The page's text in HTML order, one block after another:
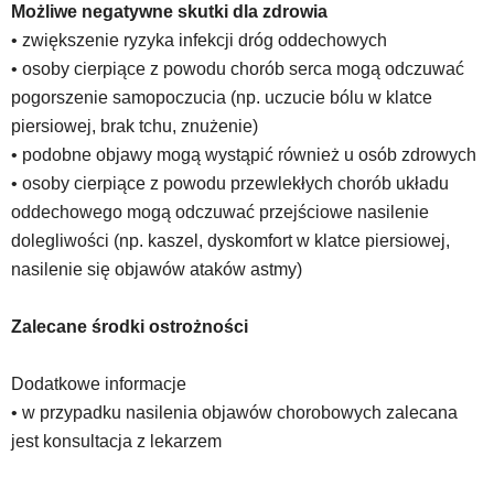
czytniku
oraz
mogą
być
wyposażone
dedykowane
skróty
klawiaturowe
przyjęte
danej
Możliwe negatywne skutki dla zdrowia
• zwiększenie ryzyka infekcji dróg oddechowych
• osoby cierpiące z powodu chorób serca mogą odczuwać
pogorszenie samopoczucia (np. uczucie bólu w klatce
piersiowej, brak tchu, znużenie)
• podobne objawy mogą wystąpić również u osób zdrowych
• osoby cierpiące z powodu przewlekłych chorób układu
oddechowego mogą odczuwać przejściowe nasilenie
dolegliwości (np. kaszel, dyskomfort w klatce piersiowej,
nasilenie się objawów ataków astmy)
Zalecane środki ostrożności
Dodatkowe informacje
• w przypadku nasilenia objawów chorobowych zalecana
jest konsultacja z lekarzem